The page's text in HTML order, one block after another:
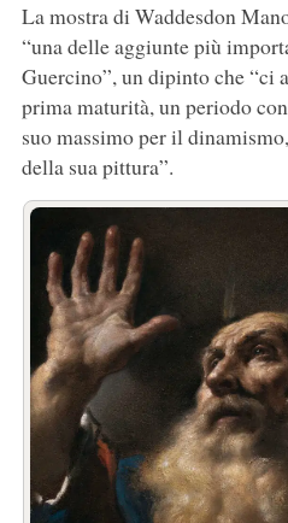
La mostra di Waddesdon
“una delle aggiunte più
Guercino”, un dipinto che “ci
prima maturità, un periodo
suo massimo per il
della sua pittura”.